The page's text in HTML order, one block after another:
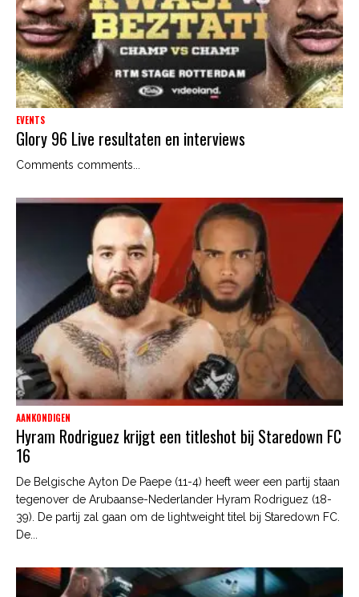
EVENTS
Glory 96 Live resultaten en interviews
Comments comments...
AANKONDIGEN
Hyram Rodriguez krijgt een titleshot bij Staredown FC
16
De Belgische Ayton De Paepe (11-4) heeft weer een partij staan
tegenover de Arubaanse-Nederlander Hyram Rodriguez (18-
39). De partij zal gaan om de lightweight titel bij Staredown FC.
De...